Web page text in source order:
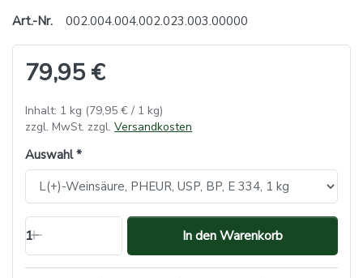
Art.-Nr. 002.004.004.002.023.003.00000
79,95 €
Inhalt: 1 kg (79,95 € / 1 kg)
zzgl. MwSt. zzgl. Versandkosten
Auswahl
1 In den Warenkorb